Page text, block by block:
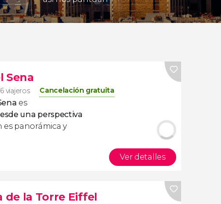
Sena
viajeros Cancelación gratuita
es
una perspectiva
es panorámica y
Ver detalles
de la Torre Eiffel